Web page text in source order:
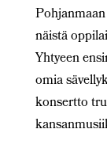
näistä
Yhtyeen
omia
konsertto